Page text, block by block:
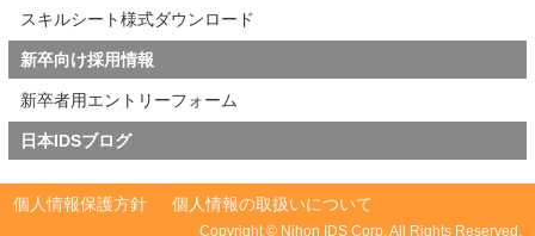
スキルシート様式ダウンロード
新卒向け採用情報
新卒者用エントリーフォーム
日本IDSブログ
個人情報保護方針 個人情報の取扱いについて
Copyright © Nihon IDS Corp. All Rights Reserved.